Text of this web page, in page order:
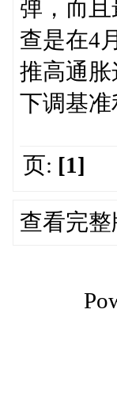
弹，而
查是在4
推高通
下调基准
页: [1]
查看完整